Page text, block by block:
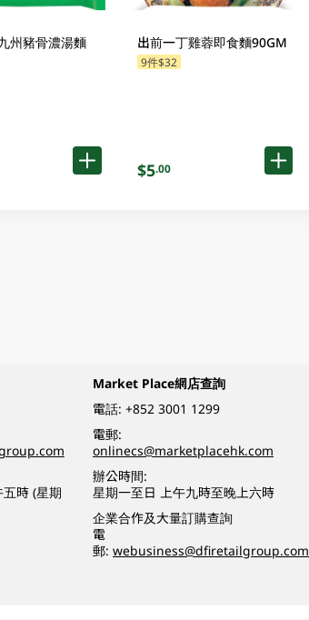
州豬骨濃湯麵
出前一丁雞蓉即食麵90GM
9件$32
$5.00
時 (星期
Market Place網店查詢
電話:+852 3001 1299
電郵:
onlinecs@marketplacehk.com
辦公時間:
星期一至日 上午九時至晚上六時
企業合作及大量訂購查詢
電
郵:webusiness@dfiretailgroup.com